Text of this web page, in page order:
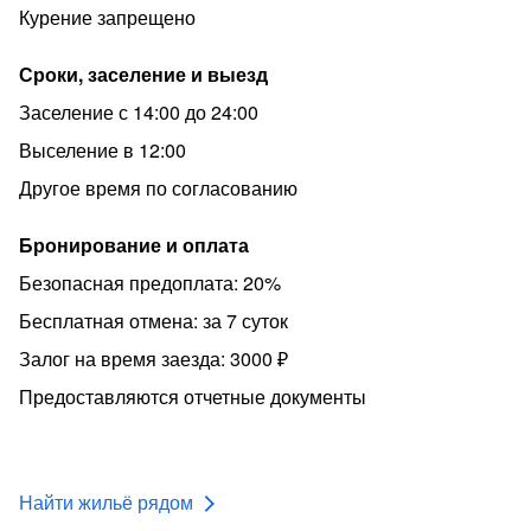
после сдачи ключей и уборки - при условии
соблюдения правил проживания!
Заселение только по ПАСПОРТУ!
Отчётные документы для командировки - полный
комплект с учетом всех требований законодательства.
бронировании!
Курение строго ЗАПРЕЩЕНО на всей территории
объекта! исключительно на переходном балконе - НА
ЭТАЖЕ!
НЕ РАЗМЕЩАЕМ с животными!
НЕ СДАЕМ для проведения мероприятий, шумных
вечеринок!
Курение запрещено
Сроки, заселение и выезд
Заселение с 14:00 до 24:00
Выселение в 12:00
Другое время по согласованию
Бронирование и оплата
Безопасная предоплата: 20%
Бесплатная отмена: за 7 суток
Залог на время заезда: 3000 ₽
Предоставляются отчетные документы
Найти жильё рядом